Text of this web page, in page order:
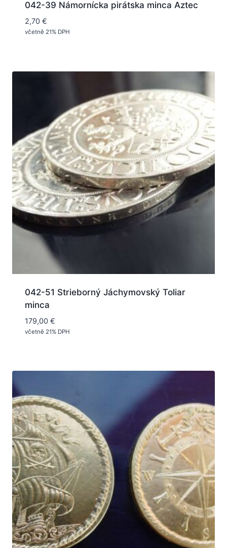
042-39 Námornícka pirátska minca Aztec
2,70 €
včetně 21% DPH
042-51 Strieborný Jáchymovský Toliar
minca
179,00 €
včetně 21% DPH